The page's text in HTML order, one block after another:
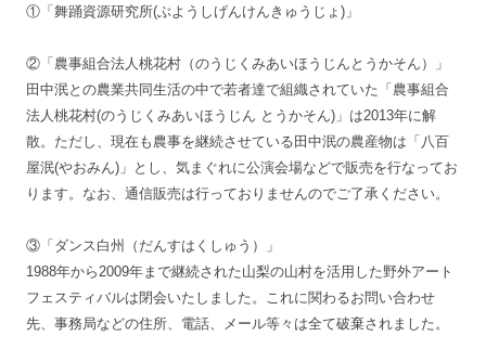
①「舞踊資源研究所(ぶようしげんけんきゅうじょ)」
②「農事組合法人桃花村（のうじくみあいほうじんとうかそん）」
田中泯との農業共同生活の中で若者達で組織されていた「農事組合
法人桃花村(のうじくみあいほうじん とうかそん)」は2013年に解
散。ただし、現在も農事を継続させている田中泯の農産物は「八百
屋泯(やおみん)」とし、気まぐれに公演会場などで販売を行なってお
ります。なお、通信販売は行っておりませんのでご了承ください。
③「ダンス白州（だんすはくしゅう）」
1988年から2009年まで継続された山梨の山村を活用した野外アート
フェスティバルは閉会いたしました。これに関わるお問い合わせ
先、事務局などの住所、電話、メール等々は全て破棄されました。